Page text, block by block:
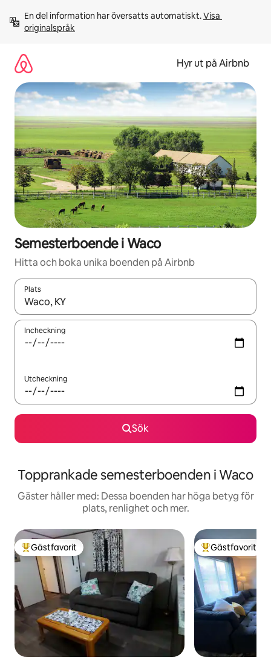
innehåll
En del information har översatts automatiskt. Visa
originalspråk
Hyr ut på Airbnb
Semesterboende i Waco
Hitta och boka unika boenden på Airbnb
Plats
När resultaten är tillgängliga kan du navigera med upp- och
Incheckning
Utcheckning
Sök
Topprankade semesterboenden i Waco
Gäster håller med: Dessa boenden har höga betyg för
plats, renlighet och mer.
Populär gästfavorit
Gästfavorit Populär
Gästfavorit